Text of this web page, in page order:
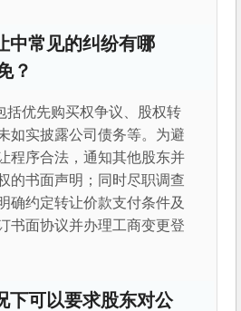
中常见的纠纷有哪
？
括优先购买权争议、股权转
如实披露公司债务等。为避
程序合法，通知其他股东并
的书面声明；同时尽职调查
确约定转让价款支付条件及
书面协议并办理工商变更登
下可以要求股东对公